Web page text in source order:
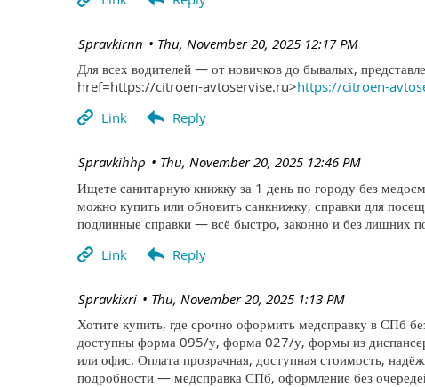
Thu, November 20, 2025 12:17 PM
| Spravkirnn
Для всех водителей — от новичков до бывалых,
href=https://citroen-avtoservise.ru>https://citroen-
Thu, November 20, 2025 12:46 PM
| Spravkihhp
Ищете санитарную книжку за 1 день по городу без
можно купить или обновить санкнижку, справки для
подлинные справки — всё быстро, законно и без лишних
Thu, November 20, 2025 1:13 PM
| Spravkixri
Хотите купить, где срочно оформить медсправку в
доступны форма 095/у, форма 027/у, формы из
или офис. Оплата прозрачная, доступная стоимость,
подробности — медсправка СПб, оформление без